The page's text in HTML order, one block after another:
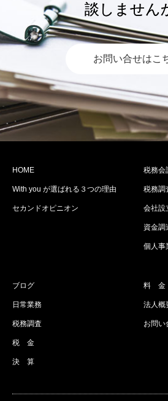
談しません
お問い合せはこ
HOME
With you が選ばれる３つの理由
セカンドオピニオン
税務会
税務調
会社設
資金調
個人事
ブログ
日常業務
税務調査
税 金
決 算
料 金
法人概
お問い